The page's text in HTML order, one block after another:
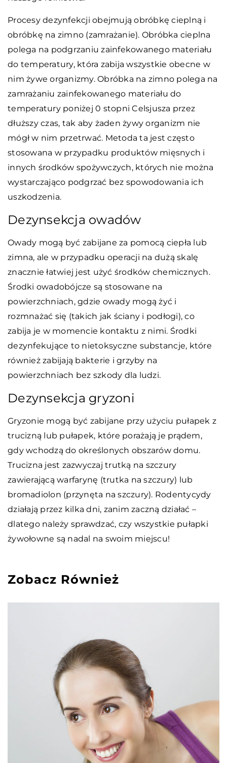
Procesy dezynfekcji obejmują obróbkę cieplną i
obróbkę na zimno (zamrażanie). Obróbka cieplna
polega na podgrzaniu zainfekowanego materiału
do temperatury, która zabija wszystkie obecne w
nim żywe organizmy. Obróbka na zimno polega na
zamrażaniu zainfekowanego materiału do
temperatury poniżej 0 stopni Celsjusza przez
dłuższy czas, tak aby żaden żywy organizm nie
mógł w nim przetrwać. Metoda ta jest często
stosowana w przypadku produktów mięsnych i
innych środków spożywczych, których nie można
wystarczająco podgrzać bez spowodowania ich
uszkodzenia.
Dezynsekcja owadów
Owady mogą być zabijane za pomocą ciepła lub
zimna, ale w przypadku operacji na dużą skalę
znacznie łatwiej jest użyć środków chemicznych.
Środki owadobójcze są stosowane na
powierzchniach, gdzie owady mogą żyć i
rozmnażać się (takich jak ściany i podłogi), co
zabija je w momencie kontaktu z nimi. Środki
dezynfekujące to nietoksyczne substancje, które
również zabijają bakterie i grzyby na
powierzchniach bez szkody dla ludzi.
Dezynsekcja gryzoni
Gryzonie mogą być zabijane przy użyciu pułapek z
trucizną lub pułapek, które porażają je prądem,
gdy wchodzą do określonych obszarów domu.
Trucizna jest zazwyczaj trutką na szczury
zawierającą warfarynę (trutka na szczury) lub
bromadiolon (przynęta na szczury). Rodentycydy
działają przez kilka dni, zanim zaczną działać –
dlatego należy sprawdzać, czy wszystkie pułapki
żywołowne są nadal na swoim miejscu!
Zobacz Również